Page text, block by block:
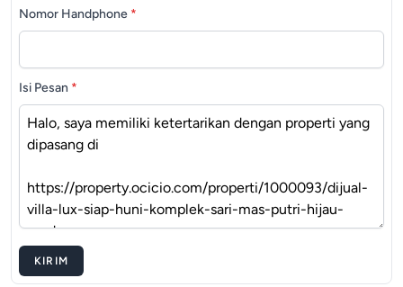
Nomor Handphone *
Isi Pesan *
KIRIM